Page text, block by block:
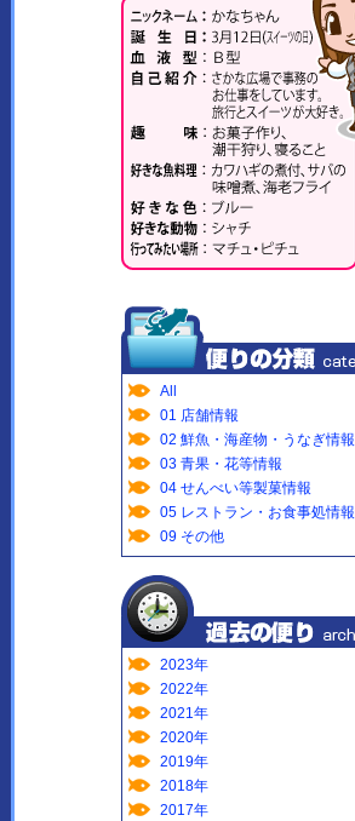
All
01 店舗情報
02 鮮魚・海産物・うなぎ情報
03 青果・花等情報
04 せんべい等製菓情報
05 レストラン・お食事処情報
09 その他
2023年
2022年
2021年
2020年
2019年
2018年
2017年